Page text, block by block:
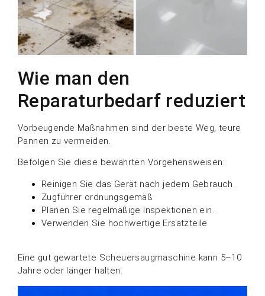
Wie man den
Reparaturbedarf reduziert
Vorbeugende Maßnahmen sind der beste Weg, teure
Pannen zu vermeiden.
Befolgen Sie diese bewährten Vorgehensweisen:
Reinigen Sie das Gerät nach jedem Gebrauch.
Zugführer ordnungsgemäß
Planen Sie regelmäßige Inspektionen ein.
Verwenden Sie hochwertige Ersatzteile
Eine gut gewartete Scheuersaugmaschine kann 5–10
Jahre oder länger halten.